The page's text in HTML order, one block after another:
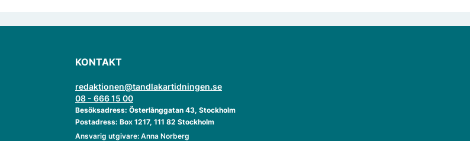
KONTAKT
redaktionen@tandlakartidningen.se
08 - 666 15 00
Besöksadress: Österlånggatan 43, Stockholm
Postadress: Box 1217, 111 82 Stockholm
Ansvarig utgivare: Anna Norberg